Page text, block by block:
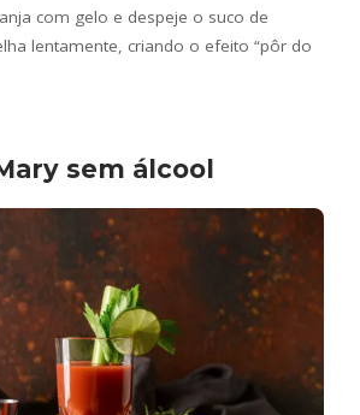
com gelo e despeje o suco de
lentamente, criando o efeito “pôr do
sem álcool